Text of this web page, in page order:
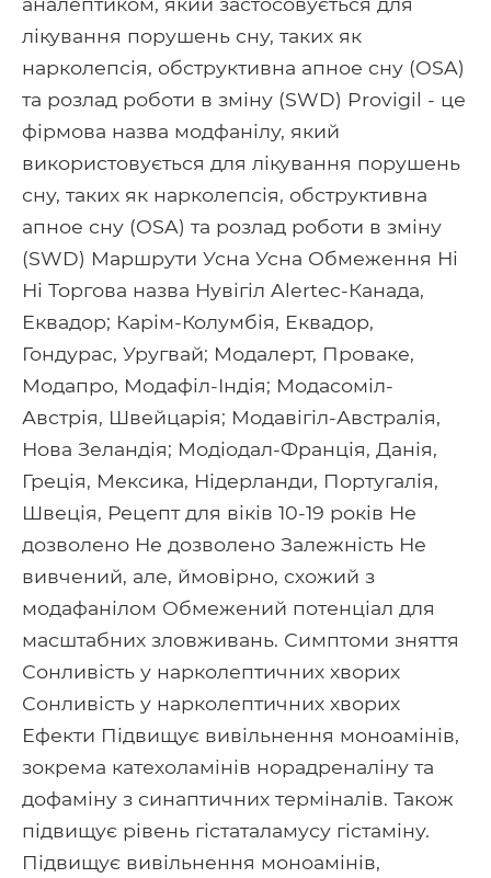
лікування порушень сну, таких як
нарколепсія, обструктивна апное сну (OSA)
та розлад роботи в зміну (SWD) Provigil - це
фірмова назва модфанілу, який
використовується для лікування порушень
сну, таких як нарколепсія, обструктивна
апное сну (OSA) та розлад роботи в зміну
(SWD) Маршрути Усна Усна Обмеження Ні
Ні Торгова назва Нувігіл Alertec-Канада,
Еквадор; Карім-Колумбія, Еквадор,
Гондурас, Уругвай; Модалерт, Проваке,
Модапро, Модафіл-Індія; Модасоміл-
Австрія, Швейцарія; Модавігіл-Австралія,
Нова Зеландія; Модіодал-Франція, Данія,
Греція, Мексика, Нідерланди, Португалія,
Швеція, Рецепт для віків 10-19 років Не
дозволено Не дозволено Залежність Не
вивчений, але, ймовірно, схожий з
модафанілом Обмежений потенціал для
масштабних зловживань. Симптоми зняття
Сонливість у нарколептичних хворих
Сонливість у нарколептичних хворих
Ефекти Підвищує вивільнення моноамінів,
зокрема катехоламінів норадреналіну та
дофаміну з синаптичних терміналів. Також
підвищує рівень гістаталамусу гістаміну.
Підвищує вивільнення моноамінів,